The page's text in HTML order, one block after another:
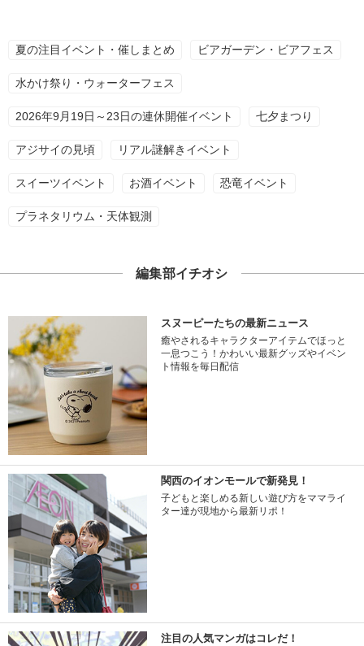
夏の注目イベント・催しまとめ ビアガーデン・ビアフェス
水かけ祭り・ウォーターフェス
2026年9月19日～23日の連休開催イベント 七夕まつり
アジサイの見頃 リアル謎解きイベント
スイーツイベント お酒イベント 恐竜イベント
プラネタリウム・天体観測
編集部イチオシ
スヌーピーたちの最新ニュース
癒やされるキャラクターアイテムでほっと
一息つこう！かわいい最新グッズやイベン
ト情報を毎日配信
関西のイオンモールで新発見！
子どもと楽しめる新しい遊び方をママライ
ター達が現地から最新リポ！
注目の人気マンガはコレだ！